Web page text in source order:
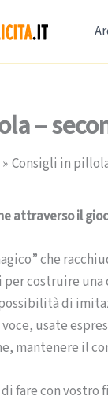
–
Consigli in
attraverso il
che
costruire una
di
usate
mantenere il
fare con